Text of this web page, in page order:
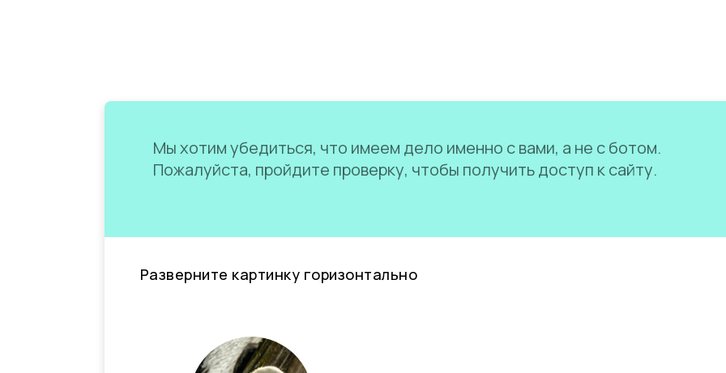
Мы хотим убедиться, что имеем дело именно с вами, а не с ботом.
Пожалуйста, пройдите проверку, чтобы получить доступ к сайту.
Разверните картинку горизонтально